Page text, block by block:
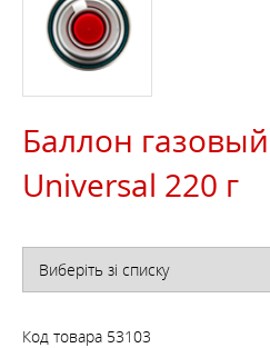
Баллон газовый
Universal 220 г
Код товара 53103